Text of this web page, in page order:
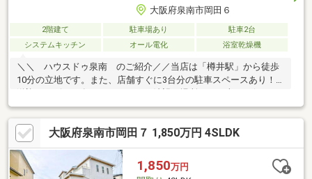
大阪府泉南市岡田６
2階建て 駐車場あり
駐車2台
システムキッチン
オール電化 浴室乾燥機
＼＼ ハウスドゥ泉南 のご紹介／／当店は「樽井駅」から徒歩
10分の立地です。また、店舗すぐに3台分の駐車スペースあり！
ます♪【無料不動産購入相談会 実施中！】物件探しだけでなく、
リフォーム、住宅ローン、火災保険等、皆様の気になる疑問にお
答えします！泉南市・阪南市のおうち探しはお任せください！
【お問い合わせについて】「見学予約する」「資料請求する」か
らのお問い合わせは24時間受付中！ネットに掲載していない物件
もご紹介できます！「お電話」「資料請求する」からお気軽にお
大阪府泉南市岡田７ 1,850万円 4SLDK
1,850万円